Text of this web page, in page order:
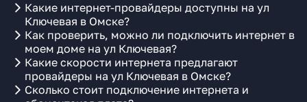
Какие интернет-провайдеры доступны на ул
Ключевая в Омске?
Как проверить, можно ли подключить интернет в
моем доме на ул Ключевая?
Какие скорости интернета предлагают
провайдеры на ул Ключевая в Омске?
Сколько стоит подключение интернета и